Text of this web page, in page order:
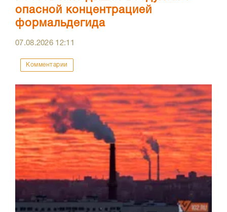
опасной концентрацией
формальдегида
07.08.2026 12:11
Комментарии